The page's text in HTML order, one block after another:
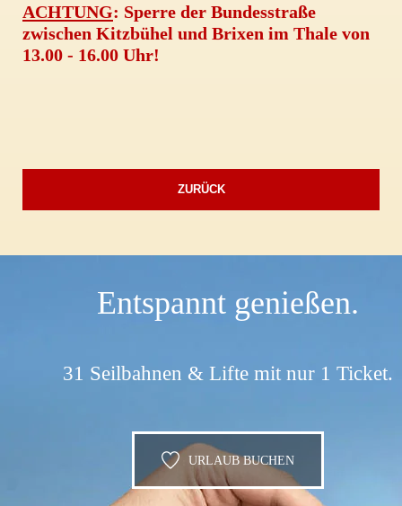
ACHTUNG: Sperre der Bundesstraße
zwischen Kitzbühel und Brixen im Thale von
13.00 - 16.00 Uhr!
ZURÜCK
Entspannt genießen.
31 Seilbahnen & Lifte mit nur 1 Ticket.
URLAUB BUCHEN